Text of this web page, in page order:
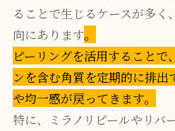
ることで生じるケースが多
向にあります。
ピーリングを活用することで
ンを含む角質を定期的に排出
や均一感が戻ってきます。
特に、ミラノリピールやリバ